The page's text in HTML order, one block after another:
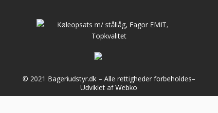
© 2021 Bageriudstyr.dk – Alle rettigheder forbeholdes–
Udviklet af Webko